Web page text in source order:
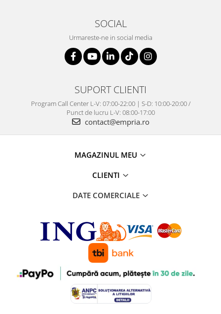
SOCIAL
Urmareste-ne in social media
SUPORT CLIENTI
Program Call Center L-V: 07:00-22:00 | S-D: 10:00-20:00 /
Punct de lucru L-V: 08:00-17:00
contact@empria.ro
MAGAZINUL MEU
CLIENTI
DATE COMERCIALE